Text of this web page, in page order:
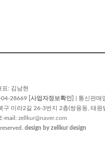
표: 김남현
04-28669 [사업자정보확인]
| 통신판매
구 미라2길 26-3번지 2층(쌍용동, 태
mail: zellkur@naver.com
design by zellkur design